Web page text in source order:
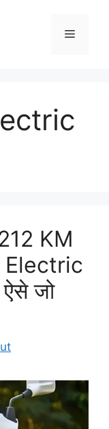
Menu
KM
Electric
ऐसे जो